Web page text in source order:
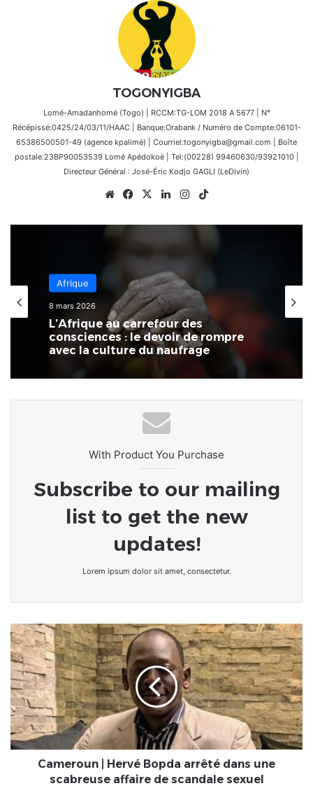
TOGONYIGBA
Lomé-Amadanhomé (Togo) | RCCM:TG-LOM 2018 A 5677 | N°
Récépissé:0425/24/03/11/HAAC | Banque:Orabank / Numéro de Compte:06101-
65386500501-49 (agence kpalimé) | Courriel:togonyigba@gmail.com | Boîte
postale:23BP90053539 Lomé Apédokoè | Tel:(00228) 99460630/93921010 |
Directeur Général : José-Éric Kodjo GAGLI (LeDivin)
WebsiteFacebook
X LinkedinInstagram
Afrique
8 mars 2026
consciences : le devoir de rompre
avec la culture du naufrage
Afrique
14 février 2026
Côte d’Ivoire : Naya Jarvis Zamblé,
députée, propose de légaliser la
With Product You Purchase
Subscribe to our mailing
list to get the new
updates!
Lorem ipsum dolor sit amet, consectetur.
Cameroun
|
Hervé
Bopda
arrêté
dans
une
scabreuse
affaire
Cameroun | Hervé Bopda arrêté dans une
scabreuse affaire de scandale sexuel